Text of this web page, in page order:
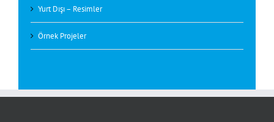
Yurt Dışı – Resimler
Örnek Projeler